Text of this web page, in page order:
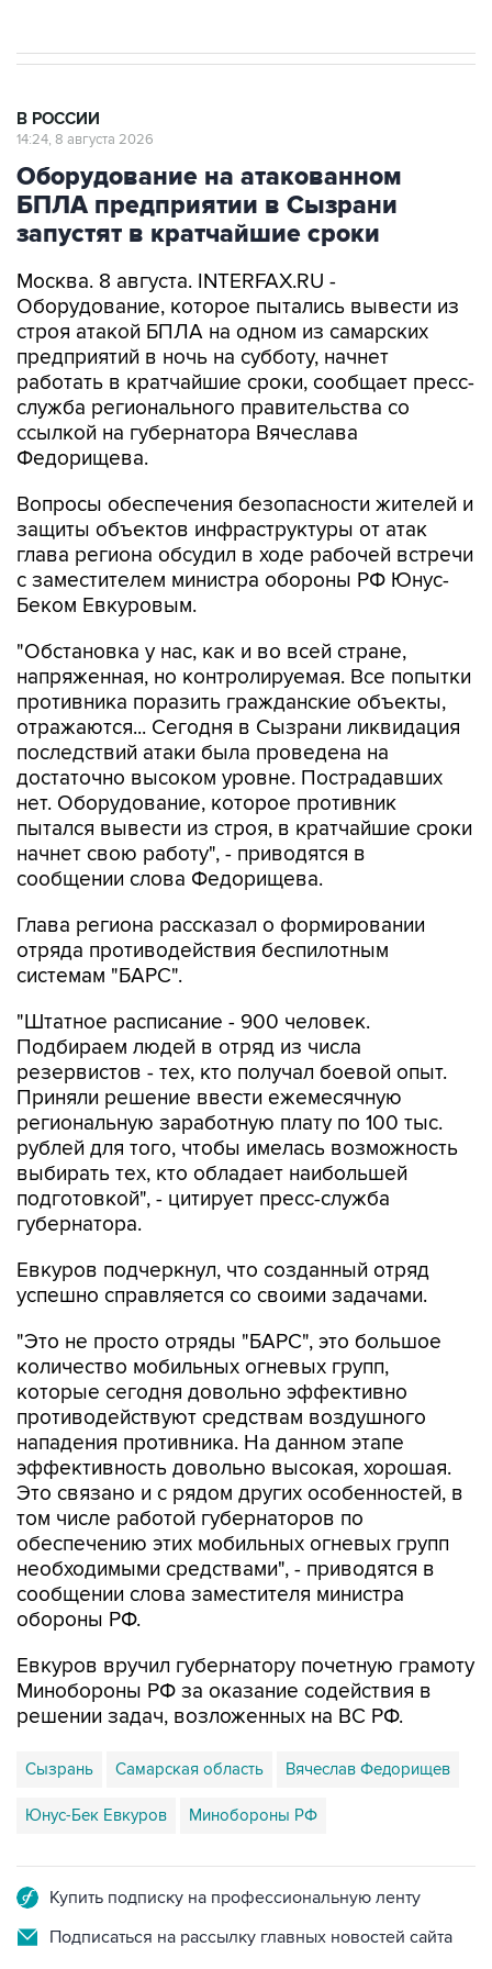
В РОССИИ
14:24, 8 августа 2026
Оборудование на атакованном
БПЛА предприятии в Сызрани
запустят в кратчайшие сроки
Москва. 8 августа. INTERFAX.RU -
Оборудование, которое пытались вывести из
строя атакой БПЛА на одном из самарских
предприятий в ночь на субботу, начнет
работать в кратчайшие сроки, сообщает пресс-
служба регионального правительства со
ссылкой на губернатора Вячеслава
Федорищева.
Вопросы обеспечения безопасности жителей и
защиты объектов инфраструктуры от атак
глава региона обсудил в ходе рабочей встречи
с заместителем министра обороны РФ Юнус-
Беком Евкуровым.
"Обстановка у нас, как и во всей стране,
напряженная, но контролируемая. Все попытки
противника поразить гражданские объекты,
отражаются... Сегодня в Сызрани ликвидация
последствий атаки была проведена на
достаточно высоком уровне. Пострадавших
нет. Оборудование, которое противник
пытался вывести из строя, в кратчайшие сроки
начнет свою работу", - приводятся в
сообщении слова Федорищева.
Глава региона рассказал о формировании
отряда противодействия беспилотным
системам "БАРС".
"Штатное расписание - 900 человек.
Подбираем людей в отряд из числа
резервистов - тех, кто получал боевой опыт.
Приняли решение ввести ежемесячную
региональную заработную плату по 100 тыс.
рублей для того, чтобы имелась возможность
выбирать тех, кто обладает наибольшей
подготовкой", - цитирует пресс-служба
губернатора.
Евкуров подчеркнул, что созданный отряд
успешно справляется со своими задачами.
"Это не просто отряды "БАРС", это большое
количество мобильных огневых групп,
которые сегодня довольно эффективно
противодействуют средствам воздушного
нападения противника. На данном этапе
эффективность довольно высокая, хорошая.
Это связано и с рядом других особенностей, в
том числе работой губернаторов по
обеспечению этих мобильных огневых групп
необходимыми средствами", - приводятся в
сообщении слова заместителя министра
обороны РФ.
Евкуров вручил губернатору почетную грамоту
Минобороны РФ за оказание содействия в
решении задач, возложенных на ВС РФ.
Сызрань Самарская область Вячеслав Федорищев
Юнус-Бек Евкуров Минобороны РФ
Купить подписку на профессиональную ленту
Подписаться на рассылку главных новостей сайта